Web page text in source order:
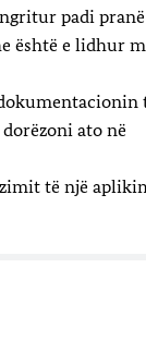
padi pranë
është e lidhur
ato në
të një